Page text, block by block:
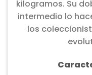
kilogramos. Su
intermedio lo
los